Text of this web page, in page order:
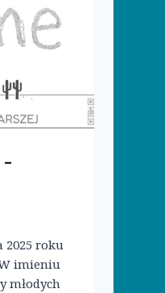
2025 roku
imieniu
młodych